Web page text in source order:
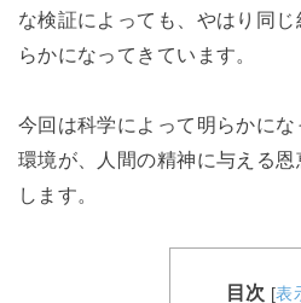
な検証によっても、やはり同
らかになってきています。
今回は科学によって明らかに
環境が、人間の精神に与える
します。
目次 [表